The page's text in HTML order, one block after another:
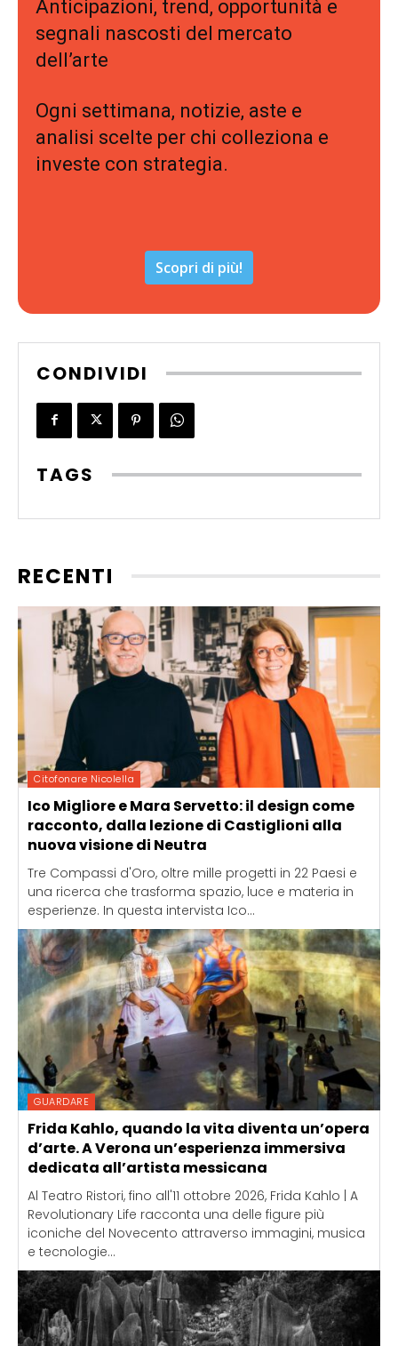
Anticipazioni, trend, opportunità e
segnali nascosti del mercato
dell’arte
Ogni settimana, notizie, aste e
analisi scelte per chi colleziona e
investe con strategia.
Scopri di più!
CONDIVIDI
TAGS
RECENTI
Citofonare Nicolella
Ico Migliore e Mara Servetto: il design come
racconto, dalla lezione di Castiglioni alla
nuova visione di Neutra
Tre Compassi d'Oro, oltre mille progetti in 22 Paesi e
una ricerca che trasforma spazio, luce e materia in
esperienze. In questa intervista Ico...
GUARDARE
Frida Kahlo, quando la vita diventa un’opera
d’arte. A Verona un’esperienza immersiva
dedicata all’artista messicana
Al Teatro Ristori, fino all'11 ottobre 2026, Frida Kahlo | A
Revolutionary Life racconta una delle figure più
iconiche del Novecento attraverso immagini, musica
e tecnologie...